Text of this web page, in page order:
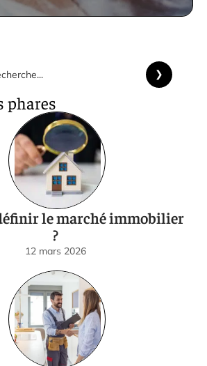
phares
le marché immobilier
?
12 mars 2026